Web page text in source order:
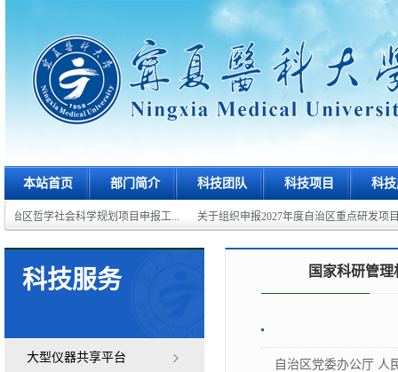
本站首页 部门简介 科技团队 科技项目 科
治区哲学社会科学规划项目申报工... 关于组织申报2027年度自治区重点研发项
科技服务
大型仪器共享平台
国家科研管
自治区党委办公厅 人